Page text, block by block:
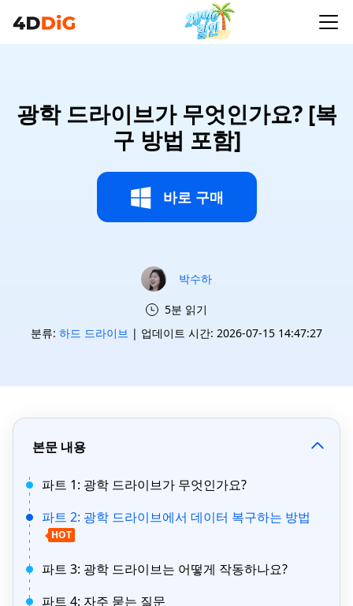
광학 드라이브가 무엇인가요? [복
구 방법 포함]
바로 구매
박수하
5분 읽기
분류: 하드 드라이브 | 업데이트 시간: 2026-07-15 14:47:27
본문 내용
파트 1: 광학 드라이브가 무엇인가요?
파트 2: 광학 드라이브에서 데이터 복구하는 방법
HOT
파트 3: 광학 드라이브는 어떻게 작동하나요?
파트 4: 자주 묻는 질문